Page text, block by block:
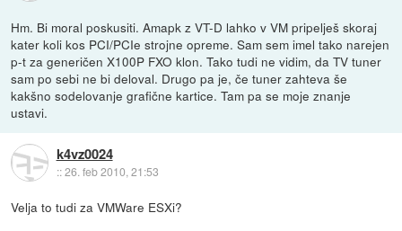
Hm. Bi moral poskusiti. Amapk z VT-D lahko v VM pripelješ skoraj
kater koli kos PCI/PCIe strojne opreme. Sam sem imel tako narejen
p-t za generičen X100P FXO klon. Tako tudi ne vidim, da TV tuner
sam po sebi ne bi deloval. Drugo pa je, če tuner zahteva še
kakšno sodelovanje grafične kartice. Tam pa se moje znanje
ustavi.
k4vz0024
::26. feb 2010, 21:53
Velja to tudi za VMWare ESXi?